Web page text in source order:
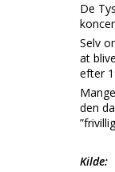
De
Selv
at
efter
den
Kilde: